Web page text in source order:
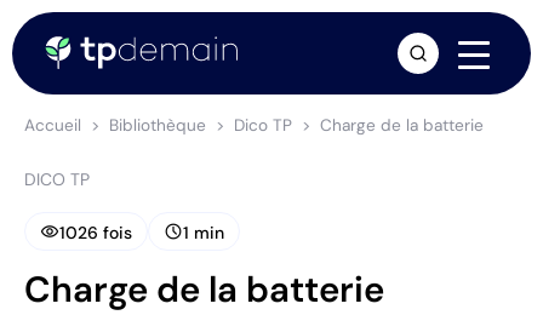
Accueil Bibliothèque Dico TP Charge de la batterie
DICO TP
visibility1026 fois schedule1 min
Charge de la batterie
arrow_forward